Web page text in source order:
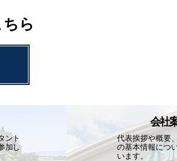
ら
ント
加し
会社
代表挨拶や概要
の基本情報につ
います。